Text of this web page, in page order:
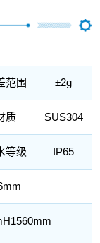
范围 ±2g
质 SUS304
等级 IP65